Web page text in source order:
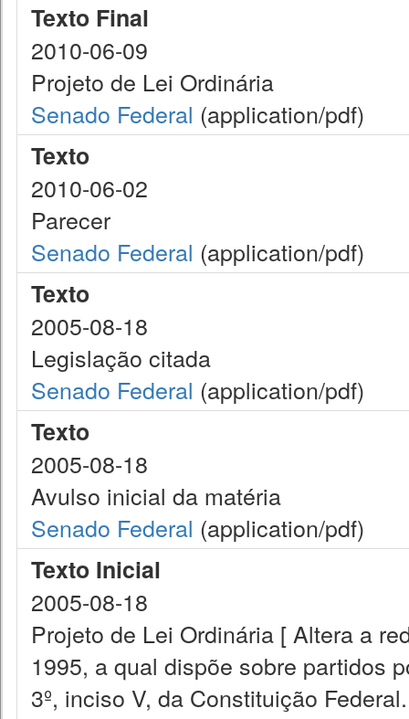
Texto Final
2010-06-09
Projeto de Lei Ordinária
Senado Federal (application/pdf)
Texto
2010-06-02
Parecer
Senado Federal (application/pdf)
Texto
2005-08-18
Legislação citada
Senado Federal (application/pdf)
Texto
2005-08-18
Avulso inicial da matéria
Senado Federal (application/pdf)
Texto Inicial
2005-08-18
Projeto de Lei Ordinária [ Altera a
1995, a qual dispõe sobre partidos
3º, inciso V, da Constituição